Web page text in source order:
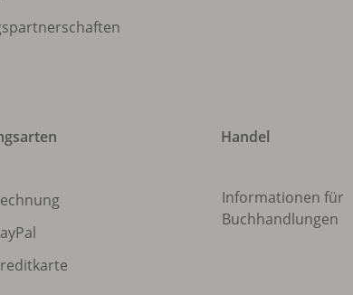
Handel
Informationen für
Buchhandlungen